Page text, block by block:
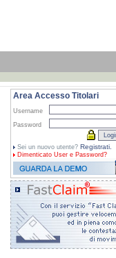
Area Accesso Titolari
Username
Password
Sei un nuovo utente? Registrati.
Dimenticato User e Password?